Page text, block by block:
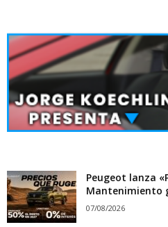
Peugeot lanza
Mantenimiento
07/08/2026